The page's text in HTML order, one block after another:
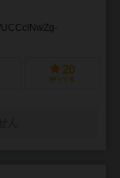
20
持ってる